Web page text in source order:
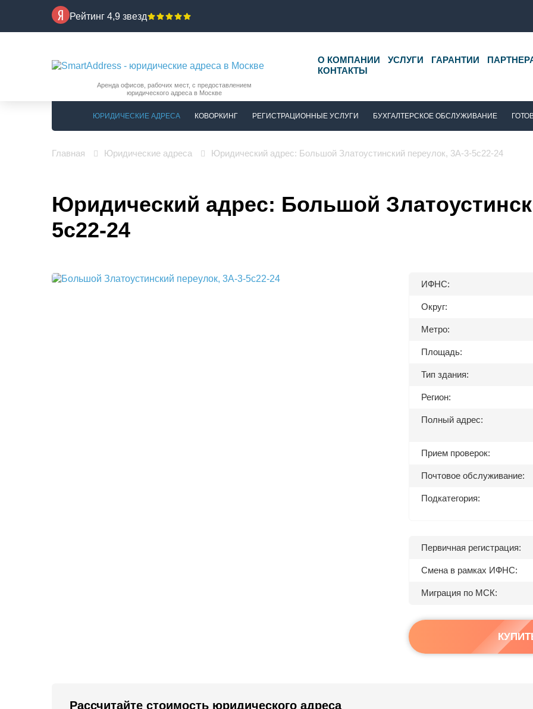
Рейтинг 4,9 звезд
Аренда офисов, рабочих мест, с предоставлением
юридического адреса в Москве
О КОМПАНИИ УСЛУГИ ГАРАНТИИ
КОНТАКТЫ
ЮРИДИЧЕСКИЕ АДРЕСА КОВОРКИНГ РЕГИСТРАЦИОННЫЕ УСЛУГИ БУХГАЛТЕРСКОЕ ОБСЛУЖИВАНИЕ
Главная Юридические адреса Юридический адрес: Большой Златоустинский переулок, 3А-3-5с22-24
Юридический адрес: Большой
5с22-24
ИФНС:
Округ:
Метро:
Площадь:
Тип здания:
Регион:
Полный адрес:
Прием проверок:
Почтовое обслуживание:
Подкатегория:
Первичная регистрация:
Смена в рамках ИФНС:
Миграция по МСК:
Рассчитайте стоимость юридического адреса